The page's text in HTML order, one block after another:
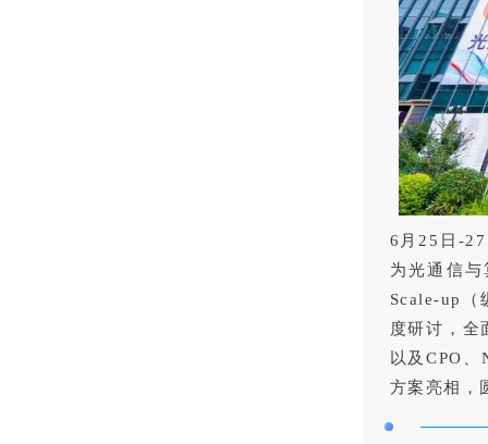
6月25日-
为光通信
Scale-up（
度研讨，全
以及CPO
方案亮相，